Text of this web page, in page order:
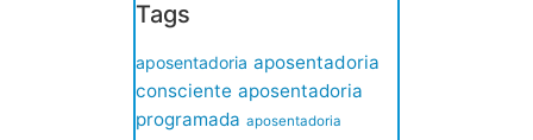
Tags
aposentadoria aposentadoria
consciente aposentadoria
programada aposentadoria